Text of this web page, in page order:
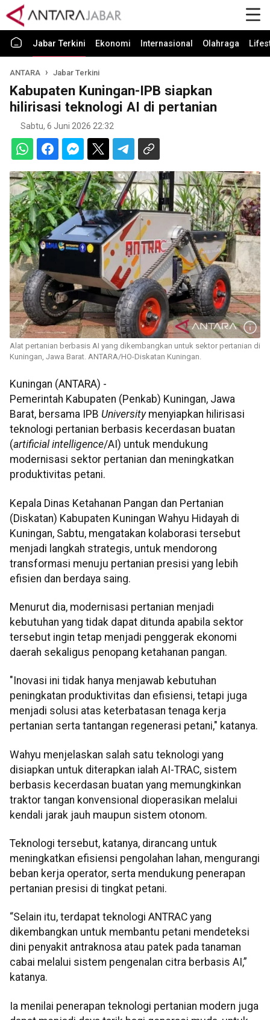
Jabar Terkini Ekonomi Internasional Olahraga
ANTARA Jabar Terkini
Kabupaten Kuningan-IPB siapkan
hilirisasi teknologi AI di pertanian
Sabtu, 6 Juni 2026 22:32
Alat pertanian berbasis AI yang dikembangkan untuk sektor pertanian di
Kuningan, Jawa Barat. ANTARA/HO-Diskatan Kuningan.
Kuningan (ANTARA) -
Pemerintah Kabupaten (Penkab) Kuningan, Jawa
Barat, bersama IPB Universitymenyiapkan hilirisasi
teknologi pertanian berbasis kecerdasan buatan
(artificial intelligence/AI) untuk mendukung
modernisasi sektor pertanian dan meningkatkan
produktivitas petani.
Kepala Dinas Ketahanan Pangan dan Pertanian
(Diskatan) Kabupaten Kuningan Wahyu Hidayah di
Kuningan, Sabtu, mengatakan kolaborasi tersebut
menjadi langkah strategis, untuk mendorong
transformasi menuju pertanian presisi yang lebih
efisien dan berdaya saing.
Menurut dia, modernisasi pertanian menjadi
kebutuhan yang tidak dapat ditunda apabila sektor
tersebut ingin tetap menjadi penggerak ekonomi
daerah sekaligus penopang ketahanan pangan.
"Inovasi ini tidak hanya menjawab kebutuhan
peningkatan produktivitas dan efisiensi, tetapi juga
menjadi solusi atas keterbatasan tenaga kerja
pertanian serta tantangan regenerasi petani," katanya.
Wahyu menjelaskan salah satu teknologi yang
disiapkan untuk diterapkan ialah AI-TRAC, sistem
berbasis kecerdasan buatan yang memungkinkan
traktor tangan konvensional dioperasikan melalui
kendali jarak jauh maupun sistem otonom.
Teknologi tersebut, katanya, dirancang untuk
meningkatkan efisiensi pengolahan lahan, mengurangi
beban kerja operator, serta mendukung penerapan
pertanian presisi di tingkat petani.
“Selain itu, terdapat teknologi ANTRAC yang
dikembangkan untuk membantu petani mendeteksi
dini penyakit antraknosa atau patek pada tanaman
cabai melalui sistem pengenalan citra berbasis AI,”
katanya.
Ia menilai penerapan teknologi pertanian modern juga